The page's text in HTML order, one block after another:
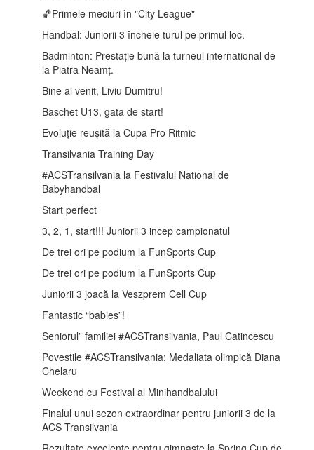
🏀Primele meciuri în "City League"
Handbal: Juniorii 3 încheie turul pe primul loc.
Badminton: Prestație bună la turneul international de
la Piatra Neamț.
Bine ai venit, Liviu Dumitru!
Baschet U13, gata de start!
Evoluție reușită la Cupa Pro Ritmic
Transilvania Training Day
#ACSTransilvania la Festivalul National de
Babyhandbal
Start perfect
3, 2, 1, start!!! Juniorii 3 incep campionatul
De trei ori pe podium la FunSports Cup
De trei ori pe podium la FunSports Cup
Juniorii 3 joacă la Veszprem Cell Cup
Fantastic “babies”!
Seniorul” familiei #ACSTransilvania, Paul Catincescu
Povestile #ACSTransilvania: Medaliata olimpică Diana
Chelaru
Weekend cu Festival al Minihandbalului
Finalul unui sezon extraordinar pentru juniorii 3 de la
ACS Transilvania